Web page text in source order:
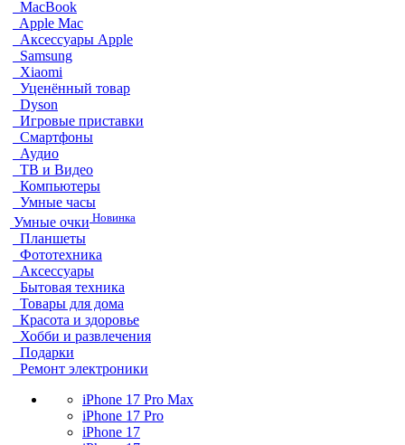
MacBook
Apple Mac
Аксессуары Apple
Samsung
Xiaomi
Уценённый товар
Dyson
Игровые приставки
Смартфоны
Аудио
ТВ и Видео
Компьютеры
Умные часы
Умные очки Новинка
Планшеты
Фототехника
Аксессуары
Бытовая техника
Товары для дома
Красота и здоровье
Хобби и развлечения
Подарки
Ремонт электроники
iPhone 17 Pro Max
iPhone 17 Pro
iPhone 17